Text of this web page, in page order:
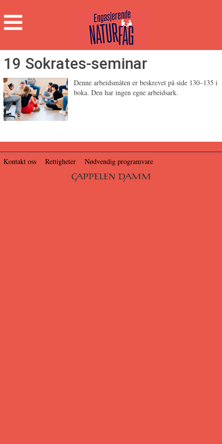
Hovedmeny
Naturfag
19 Sokrates-seminar
Denne arbeidsmåten er beskrevet på side 130–135 i
boka. Den har ingen egne arbeidsark.
Kontakt oss Rettigheter Nødvendig programvare